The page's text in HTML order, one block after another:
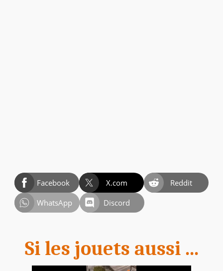
Facebook X.com
Reddit
WhatsApp
Discord
Si les jouets aussi ...